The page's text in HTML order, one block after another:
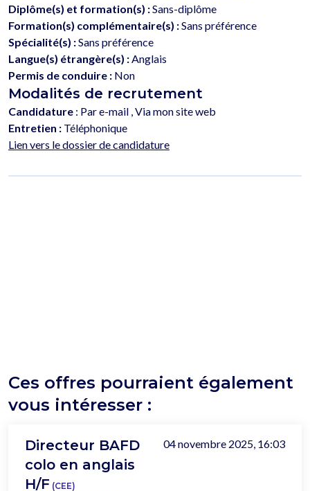
Diplôme(s) et formation(s) :Sans-diplôme
Formation(s) complémentaire(s) :Sans préférence
Spécialité(s) :Sans préférence
Langue(s) étrangère(s) : Anglais
Permis de conduire : Non
Modalités de recrutement
Candidature : Par e-mail , Via mon site web
Entretien : Téléphonique
Lien vers le dossier de candidature
Ces offres pourraient également
vous intéresser :
Directeur BAFD
colo en anglais
H/F (CEE)
04 novembre 2025, 16:03